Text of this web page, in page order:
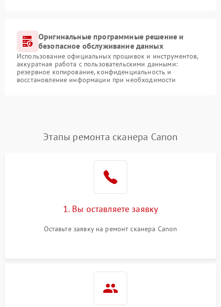
Оригинальные программные решение и
безопасное обслуживание данных
Использование официальных прошивок и инструментов,
аккуратная работа с пользовательскими данными:
резервное копирование, конфиденциальность и
восстановление информации при необходимости
Этапы ремонта сканера Canon
1. Вы оставляете заявку
Оставьте заявку на ремонт сканера Canon